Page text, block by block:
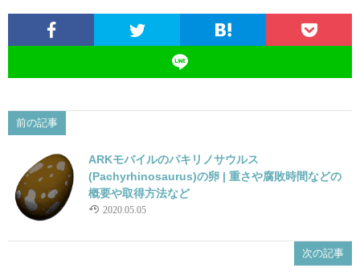
前の記事
ARKモバイルのパキリノサウルス
(Pachyrhinosaurus)の卵 | 重さや腐敗時間などの
概要や取得方法など
2020.05.05
次の記事